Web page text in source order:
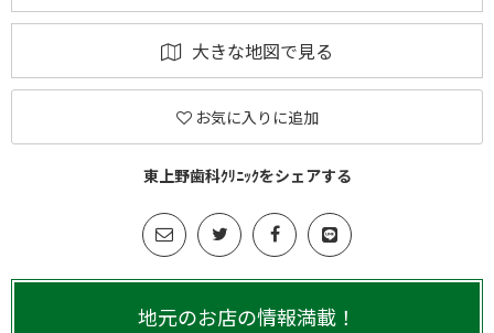
大きな地図で見る
お気に入りに追加
東上野歯科ｸﾘﾆｯｸをシェアする
地元のお店の情報満載！